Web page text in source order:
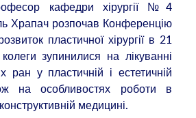
кафедри хірургії №4
Храпач розпочав Конференцію
пластичної хірургії в 21
зупинилися на лікуванні
ран у пластичній і естетичній
на особливостях роботи в
медицині.